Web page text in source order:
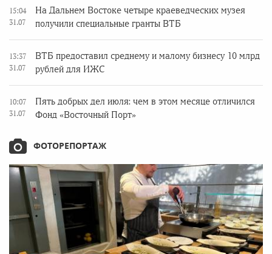
15:04
31.07
На Дальнем Востоке четыре краеведческих музея
получили специальные гранты ВТБ
13:37
31.07
ВТБ предоставил среднему и малому бизнесу 10 млрд
рублей для ИЖС
10:07
31.07
Пять добрых дел июля: чем в этом месяце отличился
Фонд «Восточный Порт»
ФОТОРЕПОРТАЖ